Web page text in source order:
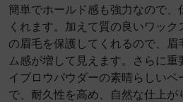
簡単でホールド感も強力なので、
くれます。加えて質の良いワッ
の眉毛を保護してくれるので、
ム感が増して見えます。さらに
イブロウパウダーの素晴らしいベ
で、耐久性を高め、自然な仕上が